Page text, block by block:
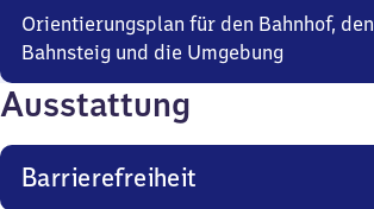
Orientierungsplan für den Bahnhof, den
Bahnsteig und die Umgebung
Ausstattung
Barrierefreiheit